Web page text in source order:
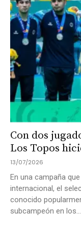
Con dos
Los Topos
13/07/2026
En una campaña
internacional, el
conocido
subcampeón en los...